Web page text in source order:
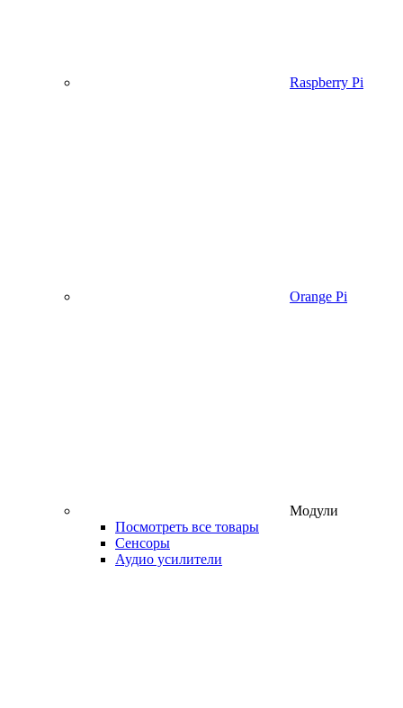
Raspberry Pi
Orange Pi
Модули
Посмотреть все товары
Сенсоры
Аудио усилители